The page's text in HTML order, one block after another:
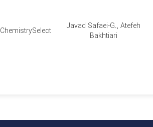
Javad Safaei-G., Atefeh
Bakhtiari
ChemistrySelect